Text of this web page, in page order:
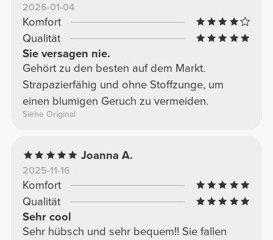
2026-01-04
Komfort
Qualität
Sie versagen nie.
Gehört zu den besten auf dem Markt.
Strapazierfähig und ohne Stoffzunge, um
einen blumigen Geruch zu vermeiden.
Siehe Original
Joanna A.
2025-11-16
Komfort
Qualität
Sehr cool
Sehr hübsch und sehr bequem!! Sie fallen